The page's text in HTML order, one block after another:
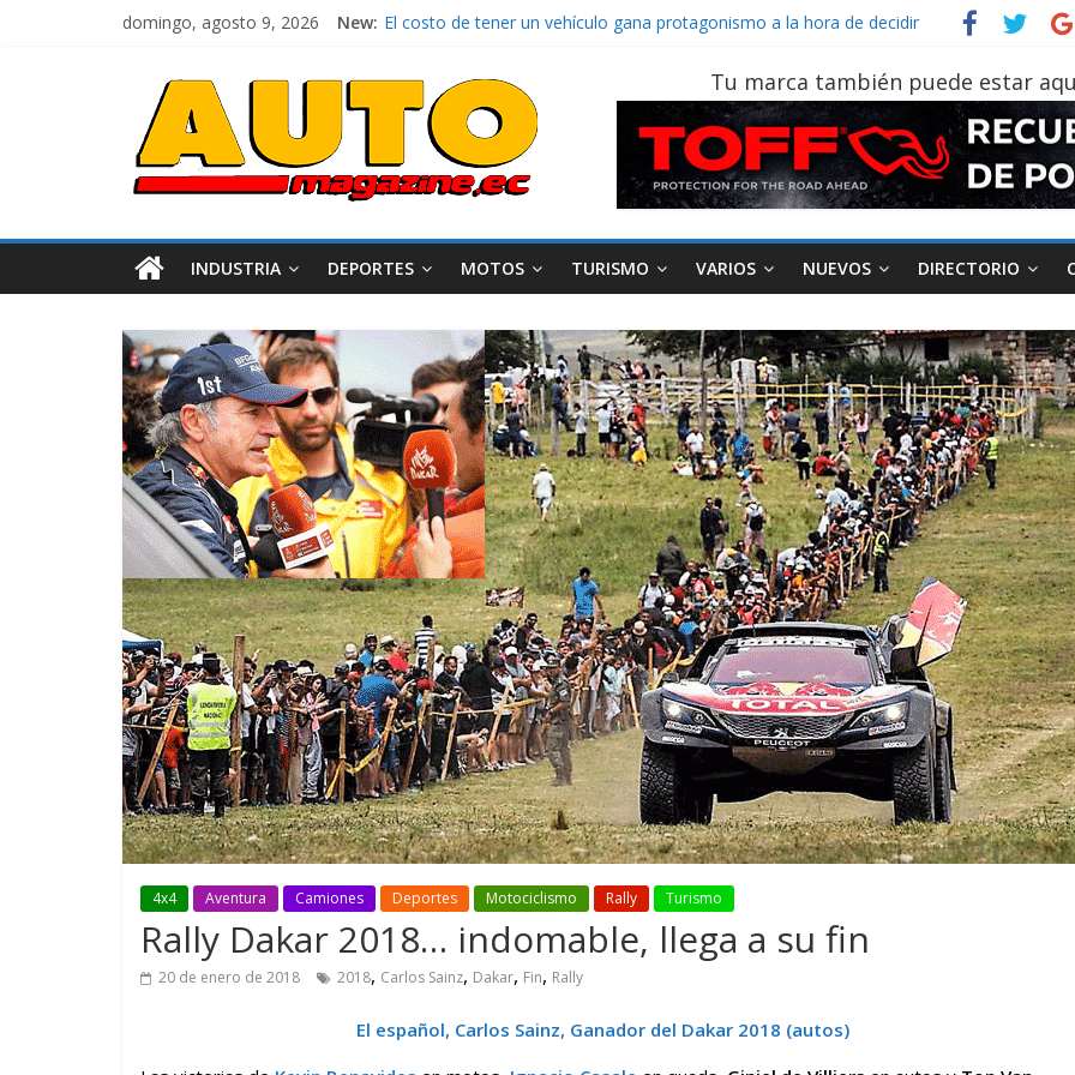
domingo, agosto 9, 2026 New: El costo de tener un vehículo gana protagonismo a la hora de decidir
¿Qué puede pasar con tu vehículo si permanece varios días sin usar?
La Vuelta al Ecuador 2026, edición 47ª, recorre 7 provincias en 8 días
Tu marca también puede estar
INDUSTRIA DEPORTES MOTOS TURISMO VARIOS NUEVOS DIRECTORIO
4x4 Aventura Camiones Deportes Motociclismo Rally Turismo
Rally Dakar 2018… indomable, llega a su fin
20 de enero de 2018 2018, Carlos Sainz, Dakar, Fin, Rally
El español, Carlos Sainz, Ganador del Dakar 2018 (autos)
Movilidad Varios
GM reafirma su
compromiso con movilidad
más segura y conectada
Movilidad Turismo Varios
¿Qué puede pasar con tu
vehículo si permanece
varios días sin usar?
AEADE Industria Motociclismo
Movilidad
Campaña busca cambiar
destino de los
en la región